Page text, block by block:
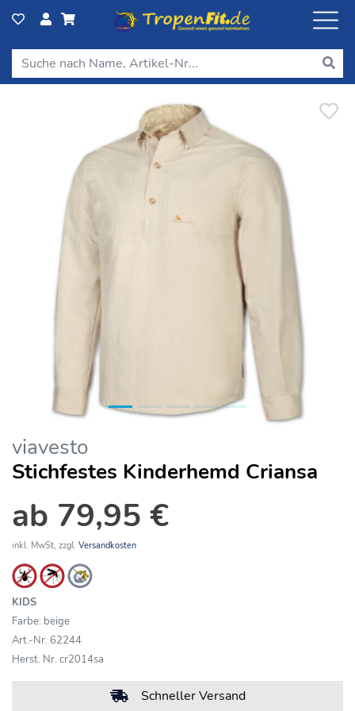
viavesto
Stichfestes Kinderhemd Criansa
ab 79,95 €
inkl. MwSt, zzgl. Versandkosten
KIDS
Farbe: beige
Art.-Nr. 62244
Herst. Nr. cr2014sa
Schneller Versand